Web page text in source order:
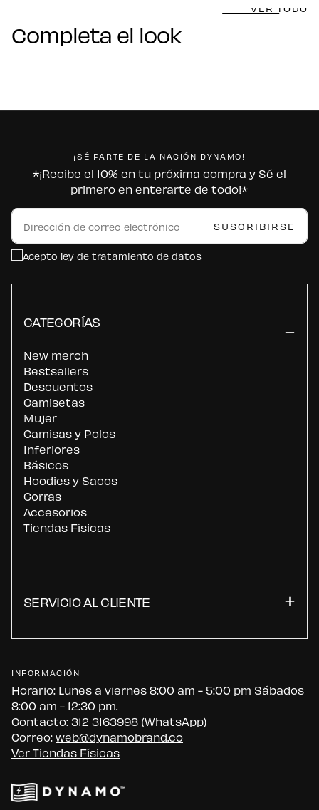
Completa el look
VER TODO
¡SÉ PARTE DE LA NACIÓN DYNAMO!
*¡Recibe el 10% en tu próxima compra y Sé el
primero en enterarte de todo!*
CORREO
ELECTRÓNICO SUSCRIBIRSE
Acepto ley de tratamiento de datos
CATEGORÍAS
New merch
Bestsellers
Descuentos
Camisetas
Mujer
Camisas y Polos
Inferiores
Básicos
Hoodies y Sacos
Gorras
Accesorios
Tiendas Físicas
SERVICIO AL CLIENTE
INFORMACIÓN
Horario: Lunes a viernes 8:00 am - 5:00 pm Sábados
8:00 am - 12:30 pm.
Contacto:312 3163998 (WhatsApp)
Correo:web@dynamobrand.co
Ver Tiendas Físicas